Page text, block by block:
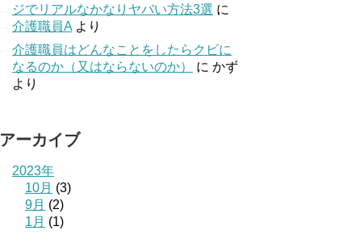
ジでリアルなかなりヤバい方法3選 に
介護職員A より
介護職員はどんなことをしたらクビに
なるのか（又はならないのか）
に かず
より
アーカイブ
2023年
10月 (3)
9月 (2)
1月 (1)